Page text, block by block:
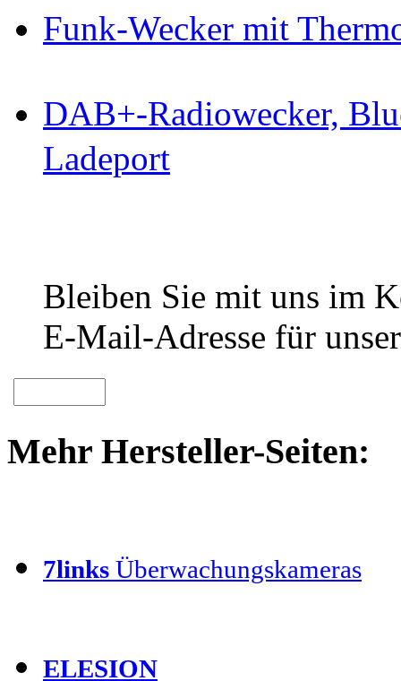
Funk-Wecker mit
DAB+-Radiowecker,
Ladeport
Bleiben Sie mit uns im
E-Mail-Adresse für
Mehr Hersteller-Seiten:
7links Überwachungskameras
ELESION